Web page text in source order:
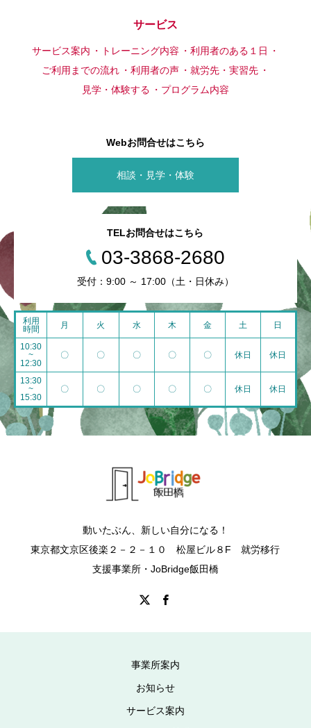
サービス
サービス案内 トレーニング内容
利用者のある１日
ご利用までの流れ
利用者の声
就労先・実習先
見学・体験する
プログラム内容
Webお問合せはこちら
相談・見学・体験
TELお問合せはこちら
03-3868-2680
受付：9:00 ～ 17:00（土・日休み）
利用
時間
月 火 水 木 金 土 日
10:30
~
12:30
〇 〇 〇 〇 〇 休日 休日
13:30
~
15:30
〇 〇 〇 〇 〇 休日 休日
動いたぶん、新しい自分になる！
東京都文京区後楽２－２－１０ 松屋ビル８F 就労移行
支援事業所・JoBridge飯田橋
事業所案内
お知らせ
サービス案内